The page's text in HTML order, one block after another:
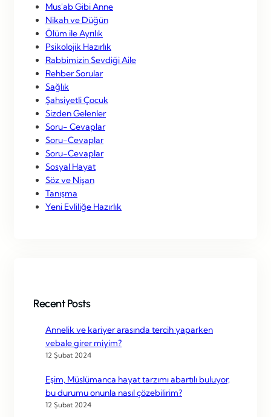
Mus'ab Gibi Anne
Nikah ve Düğün
Ölüm ile Ayrılık
Psikolojik Hazırlık
Rabbimizin Sevdiği Aile
Rehber Sorular
Sağlık
Şahsiyetli Çocuk
Sizden Gelenler
Soru- Cevaplar
Soru-Cevaplar
Soru-Cevaplar
Sosyal Hayat
Söz ve Nişan
Tanışma
Yeni Evliliğe Hazırlık
Recent Posts
Annelik ve kariyer arasında tercih yaparken
vebale girer miyim?
12 Şubat 2024
Eşim, Müslümanca hayat tarzımı abartılı buluyor,
bu durumu onunla nasıl çözebilirim?
12 Şubat 2024